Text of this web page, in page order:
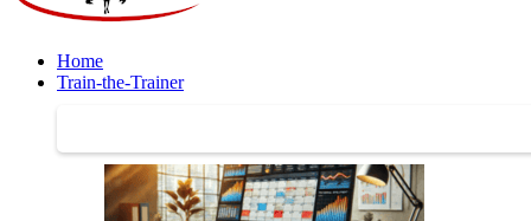
Home
Train-the-Trainer